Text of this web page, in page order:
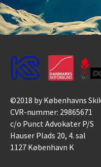
©2018 by Københavns
CVR-nummer: 29865671
c/o Punct Advokater P/S
Hauser Plads 20, 4. sal
1127 København K